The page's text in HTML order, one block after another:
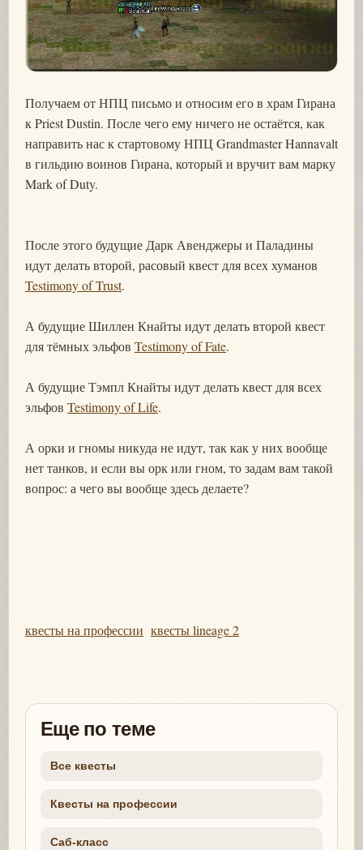
Получаем от НПЦ письмо и относим его в храм Гирана
к Priest Dustin. После чего ему ничего не остаётся, как
направить нас к стартовому НПЦ Grandmaster Hannavalt
в гильдию воинов Гирана, который и вручит вам марку
Mark of Duty.
После этого будущие Дарк Авенджеры и Паладины
идут делать второй, расовый квест для всех хуманов
Testimony of Trust.
А будущие Шиллен Кнайты идут делать второй квест
для тёмных эльфов Testimony of Fate.
А будущие Тэмпл Кнайты идут делать квест для всех
эльфов Testimony of Life.
А орки и гномы никуда не идут, так как у них вообще
нет танков, и если вы орк или гном, то задам вам такой
вопрос: а чего вы вообще здесь делаете?
квесты на профессии квесты lineage 2
Еще по теме
Все квесты
Квесты на профессии
Саб-класс